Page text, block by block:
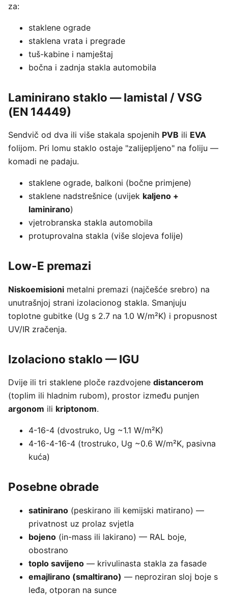
za:
staklene ograde
staklena vrata i pregrade
tuš-kabine i namještaj
bočna i zadnja stakla automobila
Laminirano staklo — lamistal / VSG
(EN 14449)
Sendvič od dva ili više stakala spojenih PVB ili EVA
folijom. Pri lomu staklo ostaje "zalijepljeno" na foliju —
komadi ne padaju.
staklene ograde, balkoni (bočne primjene)
staklene nadstrešnice (uvijek kaljeno +
laminirano)
vjetrobranska stakla automobila
protuprovalna stakla (više slojeva folije)
Low-E premazi
Niskoemisioni metalni premazi (najčešće srebro) na
unutrašnjoj strani izolacionog stakla. Smanjuju
toplotne gubitke (Ug s 2.7 na 1.0 W/m²K) i propusnost
UV/IR zračenja.
Izolaciono staklo — IGU
Dvije ili tri staklene ploče razdvojene distancerom
(toplim ili hladnim rubom), prostor između punjen
argonom ili kriptonom.
4-16-4 (dvostruko, Ug ~1.1 W/m²K)
4-16-4-16-4 (trostruko, Ug ~0.6 W/m²K, pasivna
kuća)
Posebne obrade
satinirano (peskirano ili kemijski matirano) —
privatnost uz prolaz svjetla
bojeno (in-mass ili lakirano) — RAL boje,
obostrano
toplo savijeno — krivulinasta stakla za fasade
emajlirano (smaltirano) — neproziran sloj boje s
leđa, otporan na sunce